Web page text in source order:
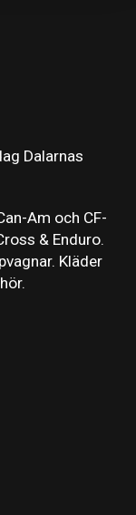
Dalarnas
Am och CF-
& Enduro.
Kläder